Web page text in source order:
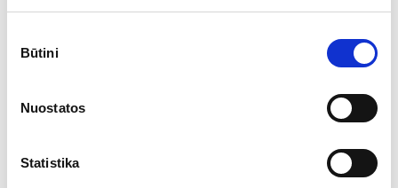
pasirinkimas
Būtini
Nuostatos
Statistika
Trečiadienis
darbo vietas
17:00 |Kanados